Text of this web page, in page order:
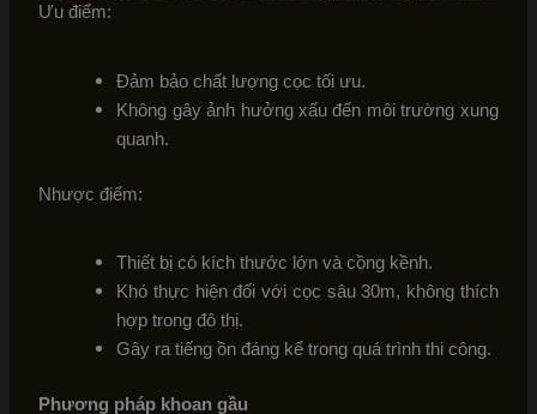
Ưu điểm:
Đảm bảo chất lượng cọc tối ưu.
Không gây ảnh hưởng xấu đến môi trường xung
quanh.
Nhược điểm:
Thiết bị có kích thước lớn và cồng kềnh.
Khó thực hiện đối với cọc sâu 30m, không thích
hợp trong đô thị.
Gây ra tiếng ồn đáng kể trong quá trình thi công.
Phương pháp khoan gầu